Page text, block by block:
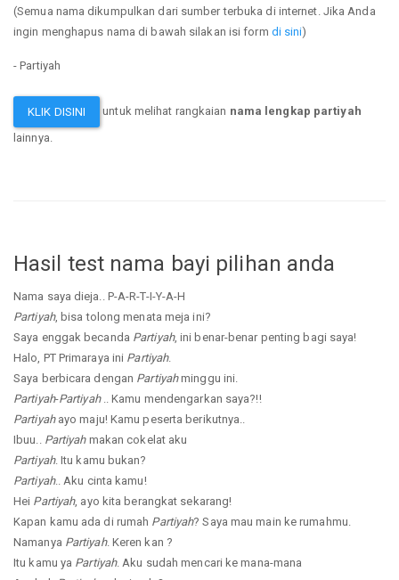
(Semua nama dikumpulkan dari sumber terbuka di internet. Jika Anda
ingin menghapus nama di bawah silakan isi form di sini)
- Partiyah
KLIK DISINI untuk melihat rangkaian nama lengkap partiyah
lainnya.
Hasil test nama bayi pilihan anda
Nama saya dieja.. P-A-R-T-I-Y-A-H
Partiyah, bisa tolong menata meja ini?
Saya enggak becanda Partiyah, ini benar-benar penting bagi saya!
Halo, PT Primaraya ini Partiyah.
Saya berbicara dengan Partiyahminggu ini.
Partiyah-Partiyah.. Kamu mendengarkan saya?!!
Partiyahayo maju! Kamu peserta berikutnya..
Ibuu.. Partiyahmakan cokelat aku
Partiyah. Itu kamu bukan?
Partiyah.. Aku cinta kamu!
Hei Partiyah, ayo kita berangkat sekarang!
Kapan kamu ada di rumah Partiyah? Saya mau main ke rumahmu.
Namanya Partiyah. Keren kan ?
Itu kamu ya Partiyah. Aku sudah mencari ke mana-mana